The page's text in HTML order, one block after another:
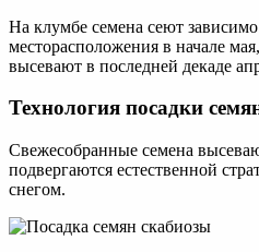
На клумбе семена сеют
месторасположения в начале
высевают в последней декаде
Технология посадки
Свежесобранные семена
подвергаются естественной
снегом.